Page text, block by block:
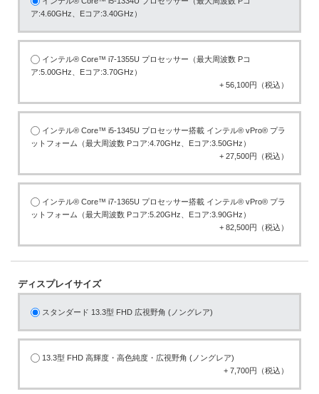
ア:4.60GHz、Eコア:3.40GHz）
インテル® Core™ i7-1355U プロセッサー（最大周波数 Pコ
ア:5.00GHz、Eコア:3.70GHz）
+ 56,100円（税込）
インテル® Core™ i5-1345U プロセッサー搭載 インテル® vPro® プラ
ットフォーム（最大周波数 Pコア:4.70GHz、Eコア:3.50GHz）
+ 27,500円（税込）
インテル® Core™ i7-1365U プロセッサー搭載 インテル® vPro® プラ
ットフォーム（最大周波数 Pコア:5.20GHz、Eコア:3.90GHz）
+ 82,500円（税込）
ディスプレイサイズ
スタンダード 13.3型 FHD 広視野角 (ノングレア)
13.3型 FHD 高輝度・高色純度・広視野角 (ノングレア)
+ 7,700円（税込）